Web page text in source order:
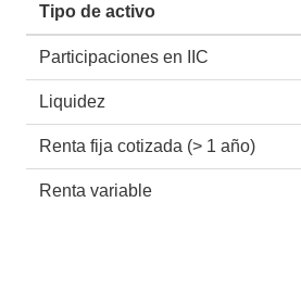
Tipo de activo
Participaciones en IIC
Liquidez
Renta fija cotizada (> 1 año)
Renta variable